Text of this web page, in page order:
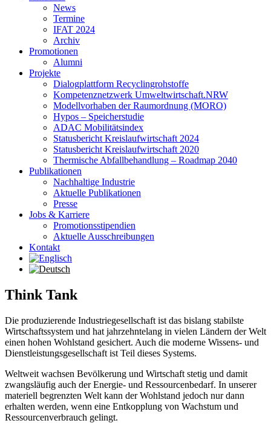
News
Termine
IFAT 2024
Archiv
Promotionen
Alumni
Projekte
Dialogplattform Recyclingrohstoffe
Kompetenznetzwerk Umweltwirtschaft.NRW
Modellvorhaben der Raumordnung (MORO)
Hypos – Speicherstudie
ADAC Mobilitätsindex
Statusbericht Kreislaufwirtschaft 2024
Statusbericht Kreislaufwirtschaft 2020
Thermische Abfallbehandlung – Roadmap 2040
Publikationen
Nachhaltige Industrie
Aktuelle Publikationen
Presse
Jobs & Karriere
Promotionsstipendien
Aktuelle Ausschreibungen
Kontakt
Think Tank
Die produzierende Industriegesellschaft ist das bislang stabilste
Wirtschaftssystem und hat jahrzehntelang in vielen Ländern der Welt
einen hohen Wohlstand gesichert. Auch die moderne Wissens- und
Dienstleistungsgesellschaft ist Teil dieses Systems.
Weltweit wachsen Bevölkerung und Wirtschaft stetig und damit
zwangsläufig auch der Energie- und Ressourcenbedarf. In unserer
materiell begrenzten Welt kann der Wohlstand jedoch nur dann
erhalten werden, wenn eine Entkopplung von Wachstum und
Ressourcenverbrauch gelingt.